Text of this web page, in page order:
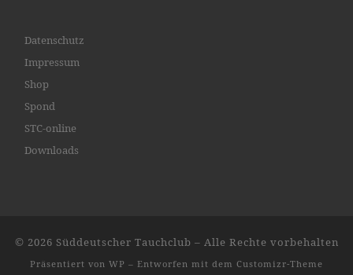
Datenschutz
Impressum
Shop
Spond
STC-online
Downloads
© 2026 Süddeutscher Tauchclub – Alle Rechte vorbehalten
Präsentiert von WP – Entworfen mit dem Customizr-Theme